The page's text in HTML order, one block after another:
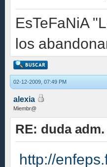
EsTeFaNiA
los
02-12-2009, 07:49 PM
alexia
Miembr@
RE: duda adm.
http://